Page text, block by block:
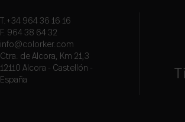
T.+34 964 36 16 16
F. 964 38 64 32
info@colorker.com
Ctra. de Alcora, Km 21,3
12110 Alcora - Castellón -
España